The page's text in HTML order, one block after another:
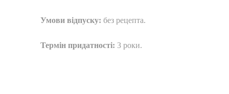
Умови відпуску: без рецепта.
Термін придатності: 3 роки.